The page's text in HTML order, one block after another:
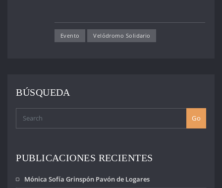
Evento Velódromo Solidario
BÚSQUEDA
Go
PUBLICACIONES RECIENTES
Mónica Sofía Grinspón Pavón de Logares